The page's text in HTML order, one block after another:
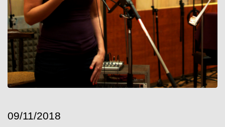
09/11/2018